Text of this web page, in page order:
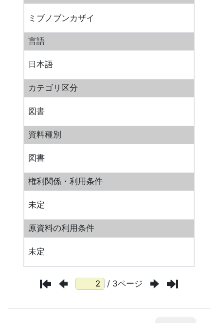
ミブノブンカザイ
言語
日本語
カテゴリ区分
図書
資料種別
図書
権利関係・利用条件
未定
原資料の利用条件
未定
/ 3ページ